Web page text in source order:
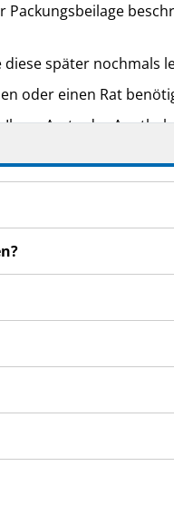
später nochmals
oder einen Rat
Arzt oder
sind. Siehe
fühlen, wenden Sie